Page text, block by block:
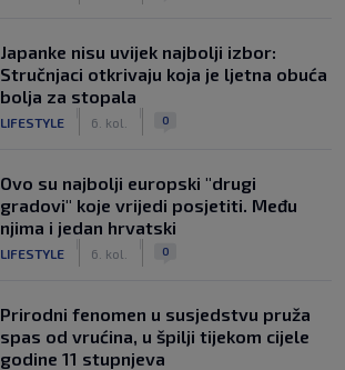
Japanke nisu uvijek najbolji izbor:
Stručnjaci otkrivaju koja je ljetna obuća
bolja za stopala
LIFESTYLE 6. kol. 0
Ovo su najbolji europski "drugi
gradovi" koje vrijedi posjetiti. Među
njima i jedan hrvatski
LIFESTYLE 6. kol. 0
Prirodni fenomen u susjedstvu pruža
spas od vrućina, u špilji tijekom cijele
godine 11 stupnjeva